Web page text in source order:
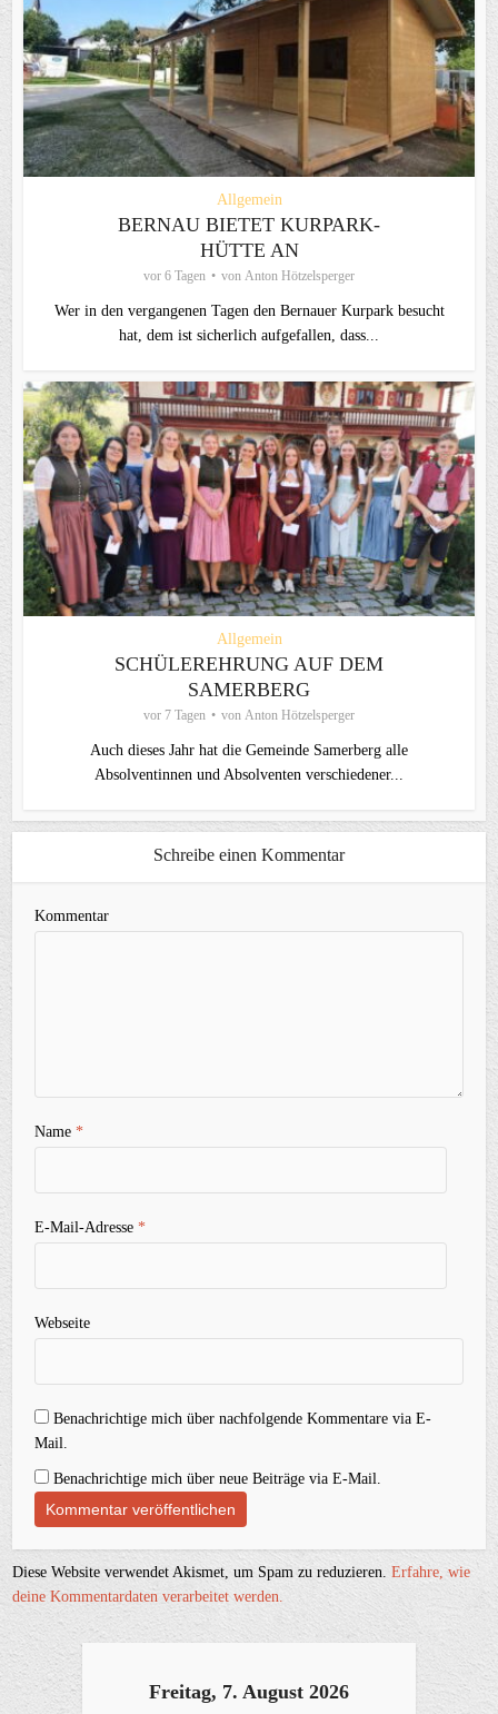
Allgemein
BERNAU BIETET KURPARK-
HÜTTE AN
vor 6 Tagen von Anton Hötzelsperger
Wer in den vergangenen Tagen den Bernauer Kurpark besucht
hat, dem ist sicherlich aufgefallen, dass...
Allgemein
SCHÜLEREHRUNG AUF DEM
SAMERBERG
vor 7 Tagen von Anton Hötzelsperger
Auch dieses Jahr hat die Gemeinde Samerberg alle
Absolventinnen und Absolventen verschiedener...
Schreibe einen Kommentar
Kommentar
Name*
E-Mail-Adresse*
Webseite
Benachrichtige mich über nachfolgende Kommentare via E-
Mail.
Benachrichtige mich über neue Beiträge via E-Mail.
Diese Website verwendet Akismet, um Spam zu reduzieren.Erfahre, wie
deine Kommentardaten verarbeitet werden.
Freitag, 7. August 2026